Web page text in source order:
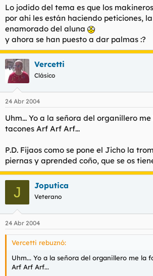
Lo jodido del tema es que los
por ahi les están haciendo peticiones,
enamorado del aluna
y ahora se han puesto a dar palmas :?
Vercetti
Clásico
24 Abr 2004
Uhm... Yo a la señora del organillero
tacones Arf Arf Arf...
P.D. Fijaos como se pone el Jicho la
piernas y aprended coño, que se os
J Joputica
Veterano
24 Abr 2004
Vercetti rebuznó:
Uhm... Yo a la señora del organillero me la
Arf Arf Arf...